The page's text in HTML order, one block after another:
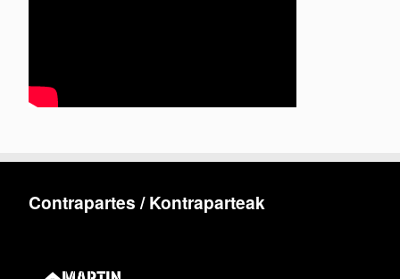
Contrapartes / Kontraparteak